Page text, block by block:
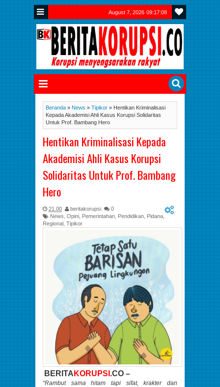
August 7, 2026 09:17:09
Beranda » News » Tipikor » Hentikan Kriminalisasi
Kepada Akademisi Ahli Kasus Korupsi Solidaritas
Untuk Prof. Bambang Hero
Hentikan Kriminalisasi Kepada
Akademisi Ahli Kasus Korupsi
Solidaritas Untuk Prof. Bambang
Hero
21.00 beritakorupsi
0
News Opini Pemerintahan Pendidikan Pidana
Regional Tipikor
BERITA KORUPSI .CO –
“Rambut sama hitam tapi sifat, krakter dan